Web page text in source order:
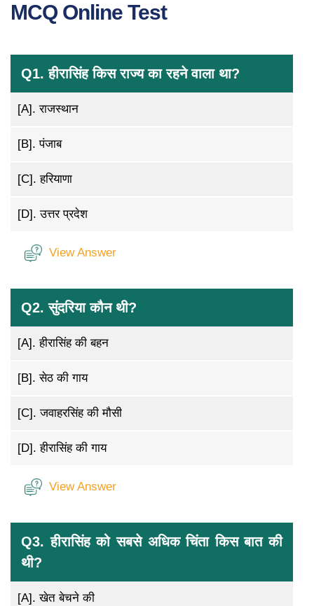
MCQ Online Test
Q1. हीरासिंह किस राज्य का रहने वाला था?
[A].राजस्थान
[B].पंजाब
[C].हरियाणा
[D].उत्तर प्रदेश
View Answer
Q2. सुंदरिया कौन थी?
[A].हीरासिंह की बहन
[B].सेठ की गाय
[C].जवाहरसिंह की मौसी
[D].हीरासिंह की गाय
View Answer
Q3. हीरासिंह को सबसे अधिक चिंता किस बात की
थी?
[A].खेत बेचने की